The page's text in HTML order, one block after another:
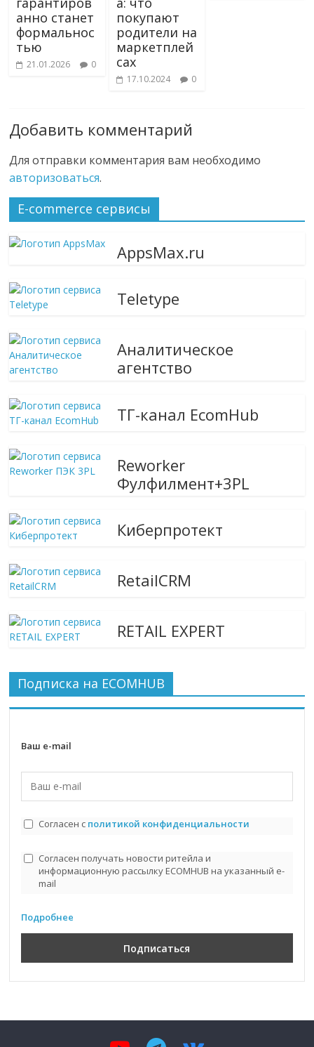
анно станет
формальнос
тью
21.01.2026 0
покупают
родители на
маркетплей
сах
17.10.2024 0
Добавить комментарий
Для отправки комментария вам необходимо
авторизоваться.
E-commerce сервисы
AppsMax.ru
Teletype
Аналитическое
агентство
ТГ-канал EcomHub
Reworker
Фулфилмент+3PL
Киберпротект
RetailCRM
RETAIL EXPERT
Подписка на ECOMHUB
Ваш e-mail
Согласен с политикой конфиденциальности
Согласен получать новости ритейла и
информационную рассылку ECOMHUB на указанный e-
mail
Подробнее